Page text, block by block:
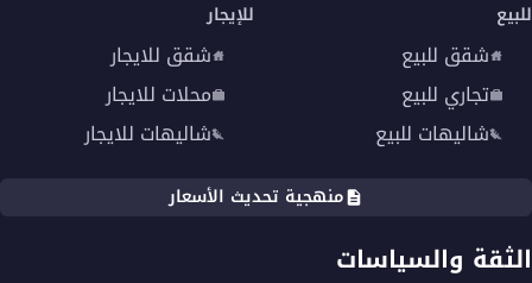
للبيع
شقق للبيع
تجاري للبيع
شاليهات للبيع
للإيجار
شقق للايجار
محلات للايجار
شاليهات للايجار
منهجية تحديث الأسعار
الثقة والسياسات